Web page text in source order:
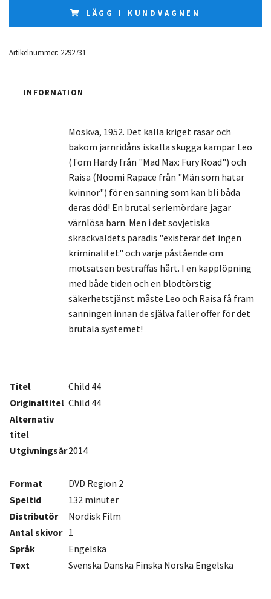
LÄGG I KUNDVAGNEN
Artikelnummer: 2292731
INFORMATION
Moskva, 1952. Det kalla kriget rasar och
bakom järnridåns iskalla skugga kämpar Leo
(Tom Hardy från "Mad Max: Fury Road") och
Raisa (Noomi Rapace från "Män som hatar
kvinnor") för en sanning som kan bli båda
deras död! En brutal seriemördare jagar
värnlösa barn. Men i det sovjetiska
skräckväldets paradis "existerar det ingen
kriminalitet" och varje påstående om
motsatsen bestraffas hårt. I en kapplöpning
med både tiden och en blodtörstig
säkerhetstjänst måste Leo och Raisa få fram
sanningen innan de själva faller offer för det
brutala systemet!
Titel
Child 44
Originaltitel Child 44
Alternativ
titel
Utgivningsår2014
Format
DVD Region 2
Speltid
132 minuter
Distributör
Nordisk Film
Antalskivor 1
Språk
Engelska
Text
Svenska Danska Finska Norska Engelska